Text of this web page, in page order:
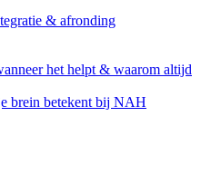
& afronding
het helpt & waarom altijd
brein betekent bij NAH